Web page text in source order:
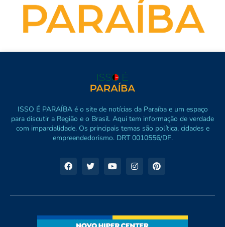
ISSO É PARAÍBA é o site de notícias da Paraíba e um espaço
para discutir a Região e o Brasil. Aqui tem informação de verdade
com imparcialidade. Os principais temas são política, cidades e
empreendedorismo. DRT 0010556/DF.